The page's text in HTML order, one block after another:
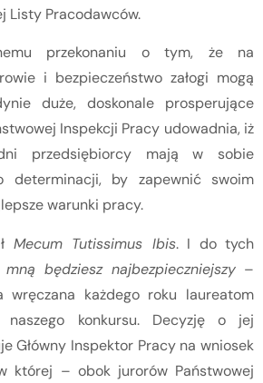
Listy Pracodawców.
przekonaniu o tym, że na
i bezpieczeństwo załogi mogą
duże, doskonale prosperujące
Inspekcji Pracy udowadnia, iż
przedsiębiorcy mają w sobie
determinacji, by zapewnić swoim
warunki pracy.
Mecum Tutissimus Ibis. I do tych
będziesz najbezpieczniejszy–
wręczana każdego roku laureatom
naszego konkursu. Decyzję o jej
Główny Inspektor Pracy na wniosek
której – obok jurorów Państwowej